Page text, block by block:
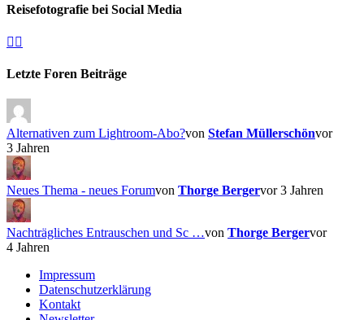
Reisefotografie bei Social Media
Facebook
Letzte Foren Beiträge
Alternativen zum Lightroom-Abo?von Stefan Müllerschönvor
3 Jahren
Neues Thema - neues Forumvon Thorge Bergervor 3 Jahren
Nachträgliches Entrauschen und Sc …von Thorge Bergervor
4 Jahren
Impressum
Datenschutzerklärung
Kontakt